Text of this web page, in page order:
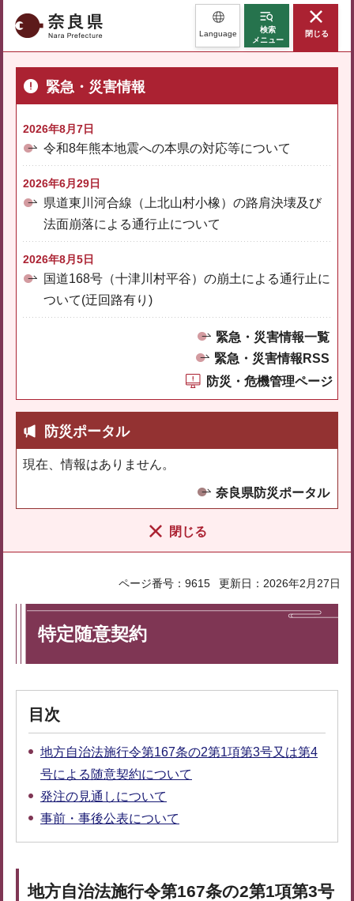
奈良県 Language
検索
メニュー
閉じる
緊急・災害情報
2026年8月7日
令和8年熊本地震への本県の対応等について
2026年6月29日
県道東川河合線（上北山村小橡）の路肩決壊及び
法面崩落による通行止について
2026年8月5日
国道168号（十津川村平谷）の崩土による通行止に
ついて(迂回路有り)
緊急・災害情報一覧
緊急・災害情報RSS
防災・危機管理ページ
防災ポータル
現在、情報はありません。
奈良県防災ポータル
閉じる
ページ番号：9615 更新日：2026年2月27日
特定随意契約
目次
地方自治法施行令第167条の2第1項第3号又は第4
号による随意契約について
発注の見通しについて
事前・事後公表について
地方自治法施行令第167条の2第1項第3号